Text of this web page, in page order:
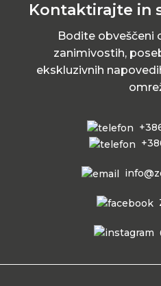
Kontaktirajte in
Bodite obveščeni
zanimivostih,
ekskluzivnih